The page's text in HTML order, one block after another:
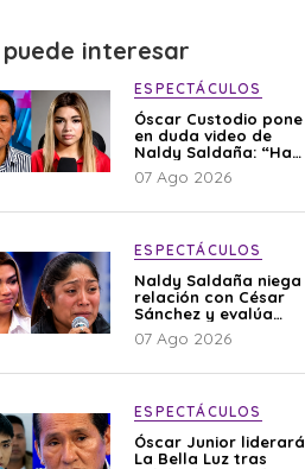
puede interesar
ESPECTÁCULOS
Óscar Custodio pone
en duda video de
Naldy Saldaña: “Hay
cosas que de repente
se han editado”
07 Ago 2026
ESPECTÁCULOS
Naldy Saldaña niega
relación con César
Sánchez y evalúa
denunciar a su
esposa: “Es una
07 Ago 2026
ESPECTÁCULOS
Óscar Junior liderará
La Bella Luz tras